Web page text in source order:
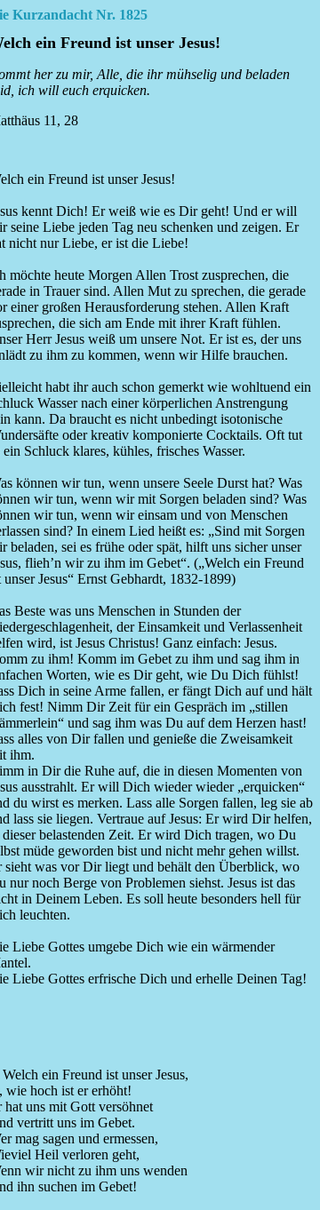
Kurzandacht Nr. 1825
ein Freund ist unser Jesus!
her zu mir, Alle, die ihr mühselig und beladen
ich will euch erquicken.
11, 28
ein Freund ist unser Jesus!
kennt Dich! Er weiß wie es Dir geht! Und er will
seine Liebe jeden Tag neu schenken und zeigen. Er
nicht nur Liebe, er ist die Liebe!
möchte heute Morgen Allen Trost zusprechen, die
in Trauer sind. Allen Mut zu sprechen, die gerade
einer großen Herausforderung stehen. Allen Kraft
die sich am Ende mit ihrer Kraft fühlen.
Herr Jesus weiß um unsere Not. Er ist es, der uns
zu ihm zu kommen, wenn wir Hilfe brauchen.
habt ihr auch schon gemerkt wie wohltuend ein
Wasser nach einer körperlichen Anstrengung
kann. Da braucht es nicht unbedingt isotonische
oder kreativ komponierte Cocktails. Oft tut
ein Schluck klares, kühles, frisches Wasser.
können wir tun, wenn unsere Seele Durst hat? Was
wir tun, wenn wir mit Sorgen beladen sind? Was
wir tun, wenn wir einsam und von Menschen
sind? In einem Lied heißt es: „Sind mit Sorgen
beladen, sei es frühe oder spät, hilft uns sicher unser
flieh’n wir zu ihm im Gebet“. („Welch ein Freund
unser Jesus“ Ernst Gebhardt, 1832-1899)
Beste was uns Menschen in Stunden der
der Einsamkeit und Verlassenheit
wird, ist Jesus Christus! Ganz einfach: Jesus.
zu ihm! Komm im Gebet zu ihm und sag ihm in
Worten, wie es Dir geht, wie Du Dich fühlst!
Dich in seine Arme fallen, er fängt Dich auf und hält
fest! Nimm Dir Zeit für ein Gespräch im „stillen
und sag ihm was Du auf dem Herzen hast!
alles von Dir fallen und genieße die Zweisamkeit
ihm.
in Dir die Ruhe auf, die in diesen Momenten von
ausstrahlt. Er will Dich wieder wieder „erquicken“
du wirst es merken. Lass alle Sorgen fallen, leg sie ab
lass sie liegen. Vertraue auf Jesus: Er wird Dir helfen,
belastenden Zeit. Er wird Dich tragen, wo Du
müde geworden bist und nicht mehr gehen willst.
sieht was vor Dir liegt und behält den Überblick, wo
nur noch Berge von Problemen siehst. Jesus ist das
in Deinem Leben. Es soll heute besonders hell für
leuchten.
Liebe Gottes umgebe Dich wie ein wärmender
Liebe Gottes erfrische Dich und erhelle Deinen Tag!
Welch ein Freund ist unser Jesus,
wie hoch ist er erhöht!
hat uns mit Gott versöhnet
vertritt uns im Gebet.
mag sagen und ermessen,
Heil verloren geht,
wir nicht zu ihm uns wenden
ihn suchen im Gebet!